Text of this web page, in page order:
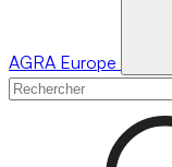
AGRA Europe